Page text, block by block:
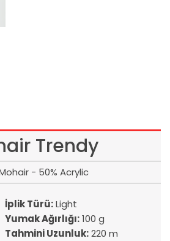
Trendy
- 50% Acrylic
İplik Türü:Light
Yumak Ağırlığı:100 g
Tahmini Uzunluk:220 m